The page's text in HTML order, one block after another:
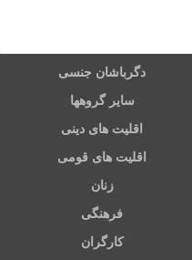
دگرباشان جنسی
سایر گروهها
اقلیت های دینی
اقلیت های قومی
زنان
فرهنگی
کارگران